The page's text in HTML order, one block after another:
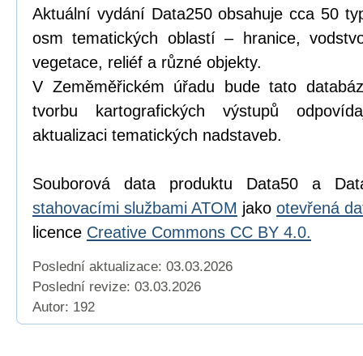
Aktuální vydání Data250 obsahuje cca 50
osm tematických oblastí – hranice,
vegetace, reliéf a různé objekty.
V Zeměměřickém úřadu bude tato
tvorbu kartografických výstupů
aktualizaci tematických nadstaveb.
Souborová data produktu Data50 a
stahovacími službami ATOM jako otevřená
licence Creative Commons CC BY 4.0.
Poslední aktualizace: 03.03.2026
Poslední revize: 03.03.2026
Autor: 192